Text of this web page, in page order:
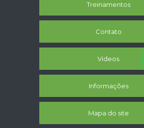
Treinamentos
Contato
Videos
Informações
Mapa do site